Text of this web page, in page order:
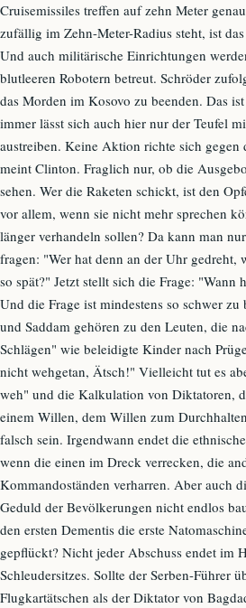
Cruisemissiles treffen auf zehn Meter
zufällig im Zehn-Meter-Radius steht, ist
Und auch militärische Einrichtungen
blutleeren Robotern betreut. Schröder
das Morden im Kosovo zu beenden. Das
immer lässt sich auch hier nur der Teufel
austreiben. Keine Aktion richte sich gegen
meint Clinton. Fraglich nur, ob die
sehen. Wer die Raketen schickt, ist den
vor allem, wenn sie nicht mehr sprechen
länger verhandeln sollen? Da kann man
fragen: "Wer hat denn an der Uhr gedreht,
so spät?" Jetzt stellt sich die Frage: "Wann
Und die Frage ist mindestens so schwer
und Saddam gehören zu den Leuten, die
Schlägen" wie beleidigte Kinder nach
nicht wehgetan, Ätsch!" Vielleicht tut es
weh" und die Kalkulation von Diktatoren,
einem Willen, dem Willen zum
falsch sein. Irgendwann endet die
wenn die einen im Dreck verrecken, die
Kommandoständen verharren. Aber auch
Geduld der Bevölkerungen nicht endlos
den ersten Dementis die erste
gepflückt? Nicht jeder Abschuss endet im
Schleudersitzes. Sollte der Serben-Führer
Flugkartätschen als der Diktator von